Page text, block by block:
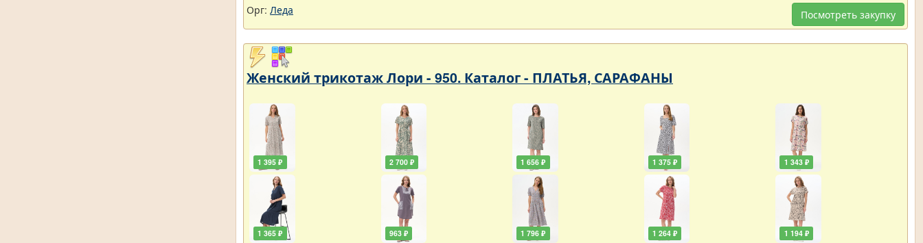
Посмотреть закупку
Орг: Леда
Женский трикотаж Лори - 950. Каталог - ПЛАТЬЯ, САРАФАНЫ
1 395 ₽
1 365 ₽
2 700 ₽
963 ₽
1 656 ₽
1 796 ₽
1 375 ₽
1 264 ₽
1 343 ₽
1 194 ₽